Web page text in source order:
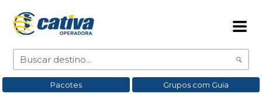
Pacotes
Grupos com Guia